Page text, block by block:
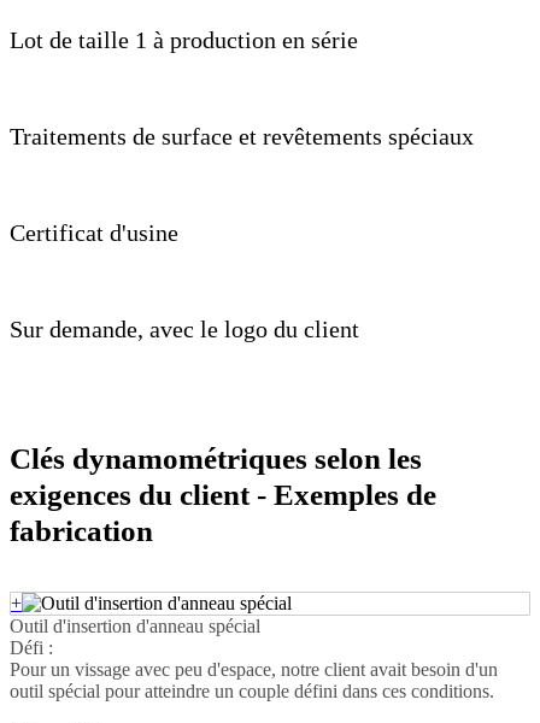
Lot de taille 1 à production en série
Traitements de surface et revêtements spéciaux
Certificat d'usine
Sur demande, avec le logo du client
Clés dynamométriques selon les
exigences du client - Exemples de
fabrication
+
Outil d'insertion d'anneau spécial
Défi :
Pour un vissage avec peu d'espace, notre client avait besoin d'un
outil spécial pour atteindre un couple défini dans ces conditions.